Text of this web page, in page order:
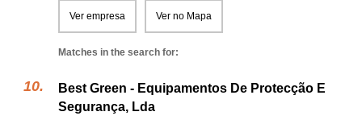
Ver empresa Ver no Mapa
Matches in the search for:
Best Green - Equipamentos De Protecção E
Segurança, Lda